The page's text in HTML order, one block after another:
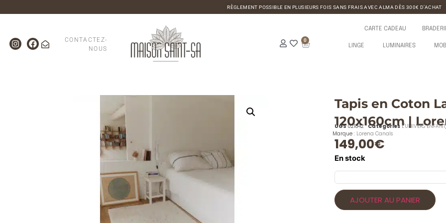
RÈGLEMENT POSSIBLE EN PLUSIEURS FOIS SANS FRAIS AVEC ALMA DÈS 300€ D’ACHAT
CONTACTEZ-
NOUS
0
CARTE CADEAU
LINGE LUMINAIRES
Tapis en Coton
120x160cm |
UGS 021842 Catégories L'UNIVERS ENFANT
Marque : Lorena Canals
149,00€
En stock
AJOUTER AU PANIER